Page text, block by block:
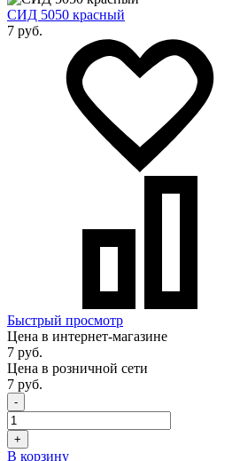
СИД 5050 красный
7 руб.
Быстрый просмотр
Цена в интернет-магазине
7 руб.
Цена в розничной сети
7 руб.
-
+
В корзину